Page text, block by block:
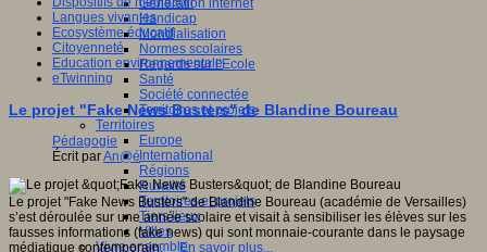
Génération internet
Handicap
Mondialisation
Normes scolaires
Regards sur l’Ecole
Santé
Société connectée
Territoires et projets
Territoires
Europe
International
Régions
Ruralité
Territoires et projets
Tiers lieux
Villes
Vivre ensemble
Langues vivantes
Ecosystème éducatif
Citoyenneté
Education environnementale
eTwinning
Le projet "Fake News Busters" de Blandine Boureau
Pédagogie
Écrit parAn@é
Le projet "Fake News Busters" de Blandine Boureau (académie de Versailles)
s’est déroulée sur une année scolaire et visait à sensibiliser les élèves sur les
fausses informations (fake news) qui sont monnaie-courante dans le paysage
médiatique contemporain.En savoir plus...